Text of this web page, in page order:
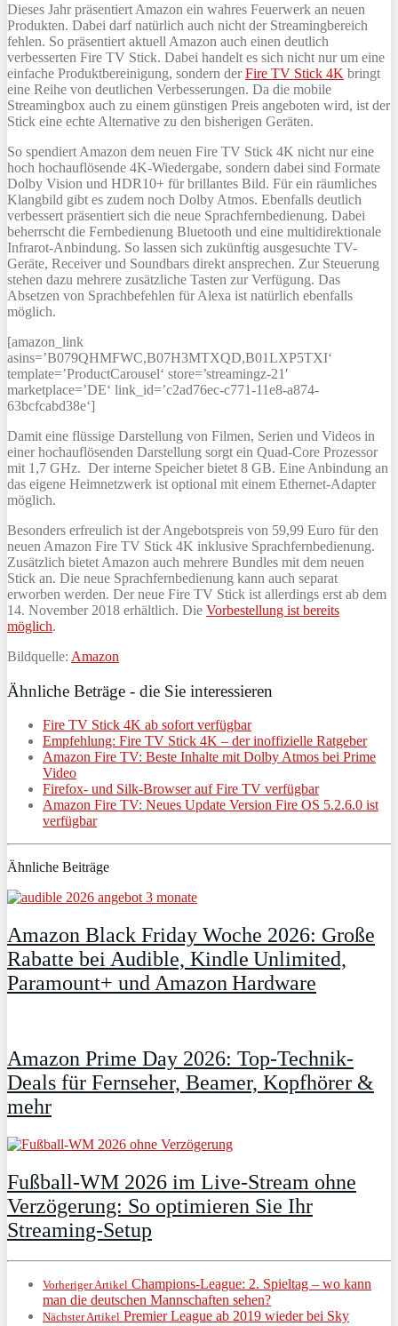
Dieses Jahr präsentiert Amazon ein wahres Feuerwerk an neuen
Produkten. Dabei darf natürlich auch nicht der Streamingbereich
fehlen. So präsentiert aktuell Amazon auch einen deutlich
verbesserten Fire TV Stick. Dabei handelt es sich nicht nur um eine
einfache Produktbereinigung, sondern derFire TV Stick 4K bringt
eine Reihe von deutlichen Verbesserungen. Da die mobile
Streamingbox auch zu einem günstigen Preis angeboten wird, ist der
Stick eine echte Alternative zu den bisherigen Geräten.
So spendiert Amazon dem neuen Fire TV Stick 4K nicht nur eine
hoch hochauflösende 4K-Wiedergabe, sondern dabei sind Formate
Dolby Vision und HDR10+ für brillantes Bild. Für ein räumliches
Klangbild gibt es zudem noch Dolby Atmos. Ebenfalls deutlich
verbessert präsentiert sich die neue Sprachfernbedienung. Dabei
beherrscht die Fernbedienung Bluetooth und eine multidirektionale
Infrarot-Anbindung. So lassen sich zukünftig ausgesuchte TV-
Geräte, Receiver und Soundbars direkt ansprechen. Zur Steuerung
stehen dazu mehrere zusätzliche Tasten zur Verfügung. Das
Absetzen von Sprachbefehlen für Alexa ist natürlich ebenfalls
möglich.
[amazon_link
asins=’B079QHMFWC,B07H3MTXQD,B01LXP5TXI‘
template=’ProductCarousel‘ store=’streamingz-21′
marketplace=’DE‘ link_id=’c2ad76ec-c771-11e8-a874-
63bcfcabd38e‘]
Damit eine flüssige Darstellung von Filmen, Serien und Videos in
einer hochauflösenden Darstellung sorgt ein Quad-Core Prozessor
mit 1,7 GHz. Der interne Speicher bietet 8 GB. Eine Anbindung an
das eigene Heimnetzwerk ist optional mit einem Ethernet-Adapter
möglich.
Besonders erfreulich ist der Angebotspreis von 59,99 Euro für den
neuen Amazon Fire TV Stick 4K inklusive Sprachfernbedienung.
Zusätzlich bietet Amazon auch mehrere Bundles mit dem neuen
Stick an. Die neue Sprachfernbedienung kann auch separat
erworben werden. Der neue Fire TV Stick ist allerdings erst ab dem
14. November 2018 erhältlich. Die Vorbestellung ist bereits
möglich.
Bildquelle: Amazon
Ähnliche Beträge - die Sie interessieren
Fire TV Stick 4K ab sofort verfügbar
Empfehlung: Fire TV Stick 4K – der inoffizielle Ratgeber
Amazon Fire TV: Beste Inhalte mit Dolby Atmos bei Prime
Video
Firefox- und Silk-Browser auf Fire TV verfügbar
Amazon Fire TV: Neues Update Version Fire OS 5.2.6.0 ist
verfügbar
Ähnliche Beiträge
Amazon Black Friday Woche 2026: Große
Rabatte bei Audible, Kindle Unlimited,
Paramount+ und Amazon Hardware
Amazon Prime Day 2026: Top-Technik-
Deals für Fernseher, Beamer, Kopfhörer &
mehr
Fußball-WM 2026 im Live-Stream ohne
Verzögerung: So optimieren Sie Ihr
Streaming-Setup
Vorheriger Artikel Champions-League: 2. Spieltag – wo kann
man die deutschen Mannschaften sehen?
Nächster Artikel Premier League ab 2019 wieder bei Sky